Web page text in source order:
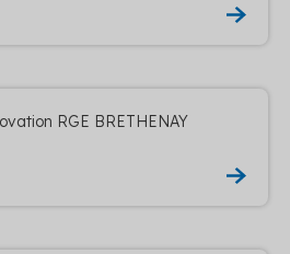
RGE BRETHENAY